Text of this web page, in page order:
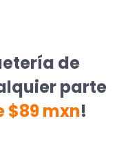
de
parte
$89 mxn!